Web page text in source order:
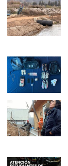
y tú, ¿qué opinas?